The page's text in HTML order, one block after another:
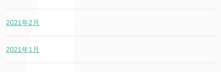
2021年2月
2021年1月